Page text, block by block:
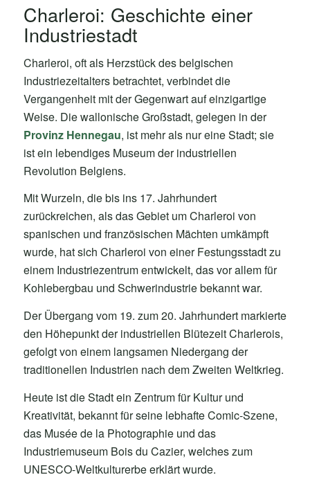
Charleroi: Geschichte einer
Industriestadt
Charleroi, oft als Herzstück des belgischen
Industriezeitalters betrachtet, verbindet die
Vergangenheit mit der Gegenwart auf einzigartige
Weise. Die wallonische Großstadt, gelegen in der
Provinz Hennegau, ist mehr als nur eine Stadt; sie
ist ein lebendiges Museum der industriellen
Revolution Belgiens.
Mit Wurzeln, die bis ins 17. Jahrhundert
zurückreichen, als das Gebiet um Charleroi von
spanischen und französischen Mächten umkämpft
wurde, hat sich Charleroi von einer Festungsstadt zu
einem Industriezentrum entwickelt, das vor allem für
Kohlebergbau und Schwerindustrie bekannt war.
Der Übergang vom 19. zum 20. Jahrhundert markierte
den Höhepunkt der industriellen Blütezeit Charlerois,
gefolgt von einem langsamen Niedergang der
traditionellen Industrien nach dem Zweiten Weltkrieg.
Heute ist die Stadt ein Zentrum für Kultur und
Kreativität, bekannt für seine lebhafte Comic-Szene,
das Musée de la Photographie und das
Industriemuseum Bois du Cazier, welches zum
UNESCO-Weltkulturerbe erklärt wurde.